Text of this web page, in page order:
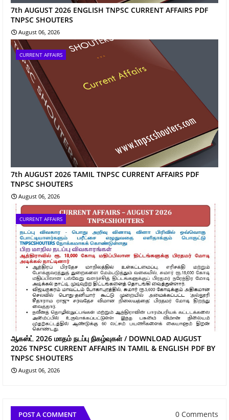
7th AUGUST 2026 ENGLISH TNPSC CURRENT AFFAIRS PDF
TNPSC SHOUTERS
August 06, 2026
CURRENT AFFAIRS
7th AUGUST 2026 TAMIL TNPSC CURRENT AFFAIRS PDF
TNPSC SHOUTERS
August 06, 2026
CURRENT AFFAIRS
ஆகஸ்ட் 2026 மாதம் நடப்பு நிகழ்வுகள் / DOWNLOAD AUGUST
2026 TNPSC CURRENT AFFAIRS IN TAMIL & ENGLISH PDF BY
TNPSC SHOUTERS
August 06, 2026
POST A COMMENT 0 Comments